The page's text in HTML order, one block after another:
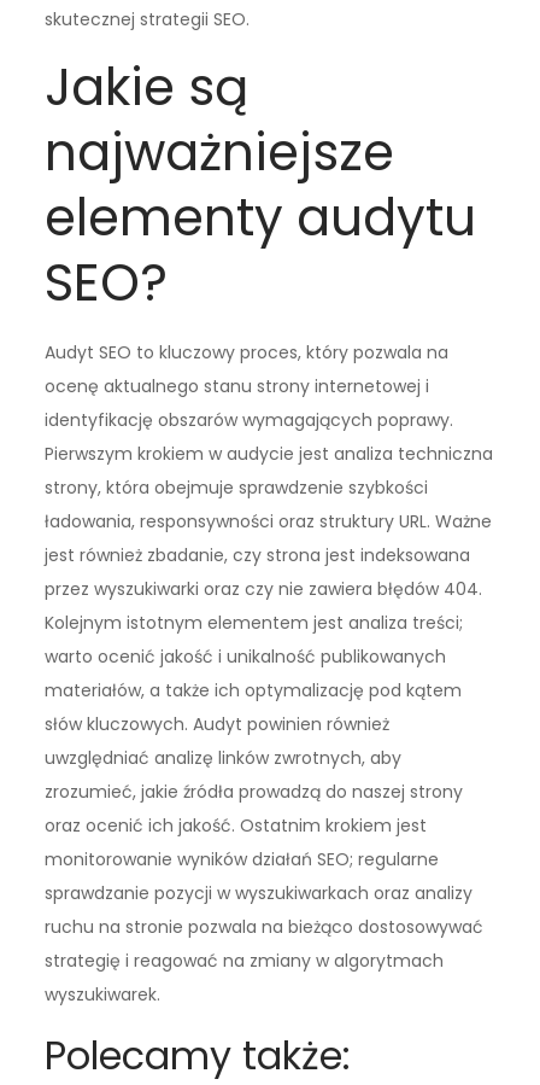
skutecznej strategii SEO.
Jakie są
najważniejsze
elementy audytu
SEO?
Audyt SEO to kluczowy proces, który pozwala na
ocenę aktualnego stanu strony internetowej i
identyfikację obszarów wymagających poprawy.
Pierwszym krokiem w audycie jest analiza techniczna
strony, która obejmuje sprawdzenie szybkości
ładowania, responsywności oraz struktury URL. Ważne
jest również zbadanie, czy strona jest indeksowana
przez wyszukiwarki oraz czy nie zawiera błędów 404.
Kolejnym istotnym elementem jest analiza treści;
warto ocenić jakość i unikalność publikowanych
materiałów, a także ich optymalizację pod kątem
słów kluczowych. Audyt powinien również
uwzględniać analizę linków zwrotnych, aby
zrozumieć, jakie źródła prowadzą do naszej strony
oraz ocenić ich jakość. Ostatnim krokiem jest
monitorowanie wyników działań SEO; regularne
sprawdzanie pozycji w wyszukiwarkach oraz analizy
ruchu na stronie pozwala na bieżąco dostosowywać
strategię i reagować na zmiany w algorytmach
wyszukiwarek.
Polecamy także: